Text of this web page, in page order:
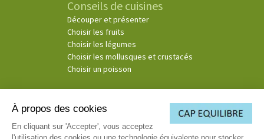
Conseils de cuisines
Découper et présenter
Choisir les fruits
Choisir les légumes
Choisir les mollusques et crustacés
Choisir un poisson
À propos des cookies
En cliquant sur 'Accepter', vous acceptez
l'utilisation des cookies ou une technologie équivalente pour stocker